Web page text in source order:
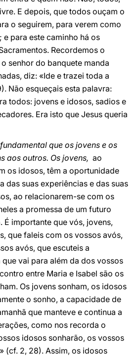
E depois, que todos ouçam o
o seguirem, para verem como
e para este caminho há os
Recordemos o
senhor do banquete manda
diz: «Ide e trazei toda a
Não esqueçais esta palavra:
todos: jovens e idosos, sadios e
Era isto que Jesus queria
que os jovens e os
aos outros. Os jovens, ao
os idosos, têm a oportunidade
das suas experiências e das suas
ao relacionarem-se com os
a promessa de um futuro
É importante que vós, jovens,
que faleis com os vossos avós,
avós, que escuteis a
vai para além da dos vossos
entre Maria e Isabel são os
Os jovens sonham, os idosos
o sonho, a capacidade de
que manteve e continua a
como nos recorda o
idosos sonharão, os vossos
(cf. 2, 28). Assim, os idosos